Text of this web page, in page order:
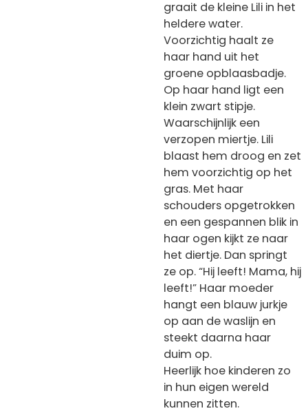
graait de kleine Lili in het
heldere water.
Voorzichtig haalt ze
haar hand uit het
groene opblaasbadje.
Op haar hand ligt een
klein zwart stipje.
Waarschijnlijk een
verzopen miertje. Lili
blaast hem droog en zet
hem voorzichtig op het
gras. Met haar
schouders opgetrokken
en een gespannen blik in
haar ogen kijkt ze naar
het diertje. Dan springt
ze op. “Hij leeft! Mama, hij
leeft!” Haar moeder
hangt een blauw jurkje
op aan de waslijn en
steekt daarna haar
duim op.
Heerlijk hoe kinderen zo
in hun eigen wereld
kunnen zitten.